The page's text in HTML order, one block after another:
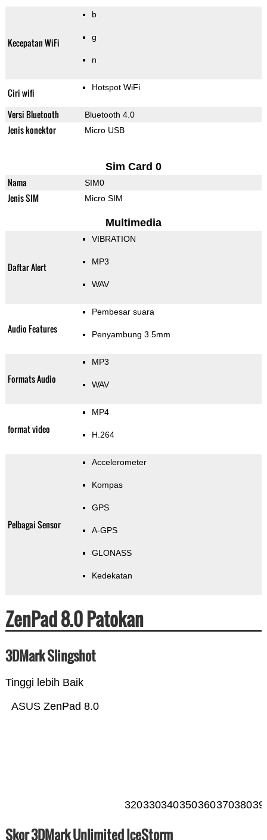
Kecepatan WiFi
b
g
n
Ciri wifi Hotspot WiFi
Versi Bluetooth Bluetooth 4.0
Jenis konektor Micro USB
Sim Card 0
Nama SIM0
Jenis SIM Micro SIM
Multimedia
Daftar Alert
VIBRATION
MP3
WAV
Audio Features
Pembesar suara
Penyambung 3.5mm
Formats Audio
MP3
WAV
format video
MP4
H.264
Pelbagai Sensor
Accelerometer
Kompas
GPS
A-GPS
GLONASS
Kedekatan
ZenPad 8.0 Patokan
3DMark Slingshot
Tinggi lebih Baik
ASUS ZenPad 8.0
320330340350360370380
Skor 3DMark Unlimited IceStorm